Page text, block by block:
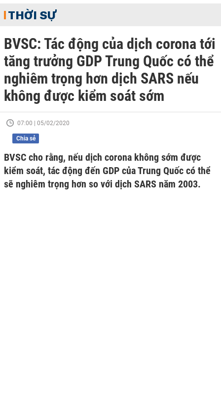
THỜI SỰ
BVSC: Tác động của dịch corona tới
tăng trưởng GDP Trung Quốc có thể
nghiêm trọng hơn dịch SARS nếu
không được kiểm soát sớm
07:00 | 05/02/2020
Chia sẻ
BVSC cho rằng, nếu dịch corona không sớm được
kiểm soát, tác động đến GDP của Trung Quốc có thể
sẽ nghiêm trọng hơn so với dịch SARS năm 2003.